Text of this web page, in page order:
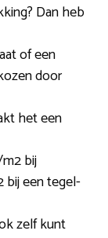
Dan heb
of een
door
het een
bij
bij een tegel-
zelf kunt